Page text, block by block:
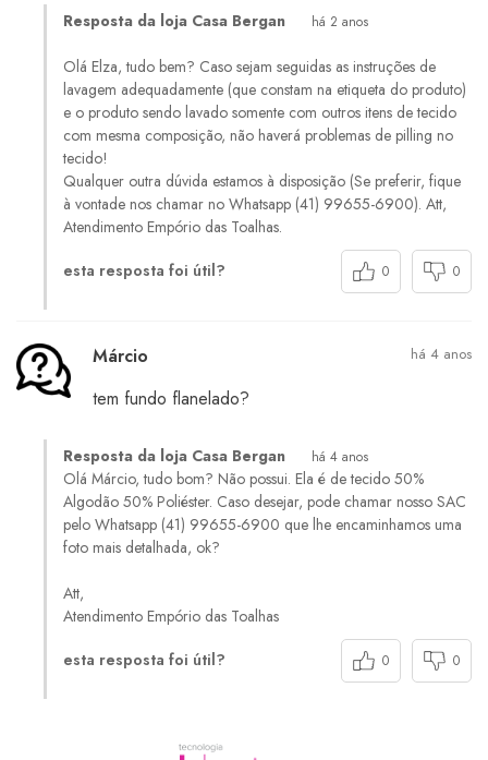
Resposta da loja Casa Bergan há 2 anos
Olá Elza, tudo bem? Caso sejam seguidas as instruções de
lavagem adequadamente (que constam na etiqueta do produto)
e o produto sendo lavado somente com outros itens de tecido
com mesma composição, não haverá problemas de pilling no
tecido!
Qualquer outra dúvida estamos à disposição (Se preferir, fique
à vontade nos chamar no Whatsapp (41) 99655-6900). Att,
Atendimento Empório das Toalhas.
esta resposta foi útil? 0 0
Márcio há 4 anos
tem fundo flanelado?
Resposta da loja Casa Bergan há 4 anos
Olá Márcio, tudo bom? Não possui. Ela é de tecido 50%
Algodão 50% Poliéster. Caso desejar, pode chamar nosso SAC
pelo Whatsapp (41) 99655-6900 que lhe encaminhamos uma
foto mais detalhada, ok?
Att,
Atendimento Empório das Toalhas
esta resposta foi útil? 0 0